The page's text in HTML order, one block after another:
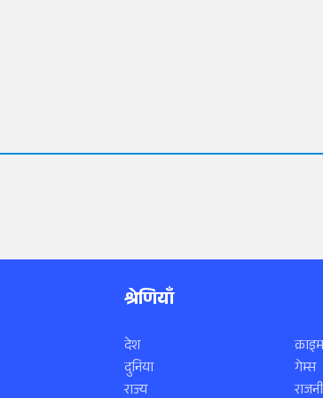
श्रेणियाँ
देश
दुनिया
राज्य
गेम्स